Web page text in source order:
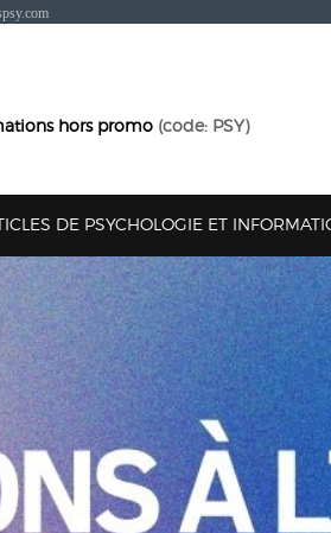
hors promo (code: PSY)
DE PSYCHOLOGIE ET